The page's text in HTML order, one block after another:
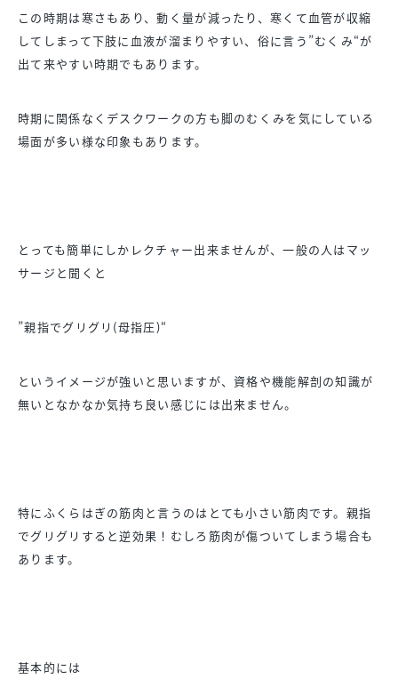
この時期は寒さもあり、動く量が減ったり、寒くて血管が収縮
してしまって下肢に血液が溜まりやすい、俗に言う”むくみ“が
出て来やすい時期でもあります。
時期に関係なくデスクワークの方も脚のむくみを気にしている
場面が多い様な印象もあります。
とっても簡単にしかレクチャー出来ませんが、一般の人はマッ
サージと聞くと
”親指でグリグリ(母指圧)“
というイメージが強いと思いますが、資格や機能解剖の知識が
無いとなかなか気持ち良い感じには出来ません。
特にふくらはぎの筋肉と言うのはとても小さい筋肉です。親指
でグリグリすると逆効果！むしろ筋肉が傷ついてしまう場合も
あります。
基本的には